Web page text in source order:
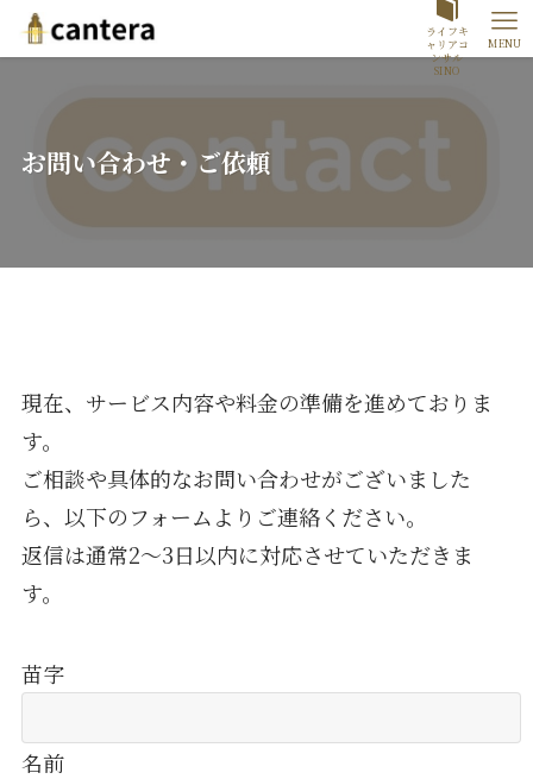
ライフキ
ャリアコ
ンサル
SINO
MENU
お問い合わせ・ご依頼
現在、サービス内容や料金の準備を進めておりま
す。
ご相談や具体的なお問い合わせがございました
ら、以下のフォームよりご連絡ください。
返信は通常2～3日以内に対応させていただきま
す。
苗字
名前